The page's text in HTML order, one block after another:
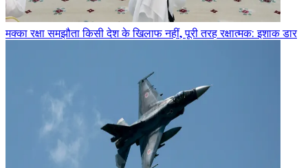
मक्का रक्षा समझौता किसी देश के खिलाफ नहीं, पूरी तरह रक्षात्मक: इशाक डार